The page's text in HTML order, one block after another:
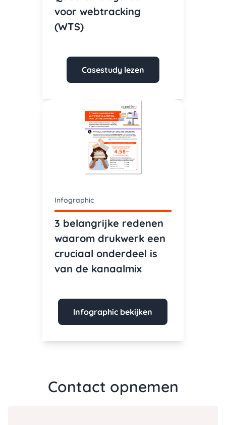
voor webtracking
(WTS)
Casestudy lezen
Infographic
3 belangrijke redenen
waarom drukwerk een
cruciaal onderdeel is
van de kanaalmix
Infographic bekijken
Contact opnemen